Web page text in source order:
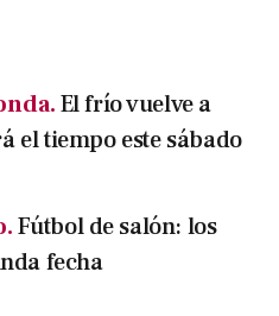
El frío vuelve a
el tiempo este sábado
Fútbol de salón: los
fecha